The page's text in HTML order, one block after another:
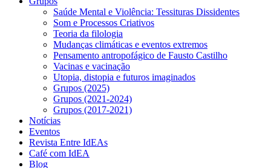
Saúde Mental e Violência: Tessituras Dissidentes
Som e Processos Criativos
Teoria da filologia
Mudanças climáticas e eventos extremos
Pensamento antropofágico de Fausto Castilho
Vacinas e vacinação
Utopia, distopia e futuros imaginados
Grupos (2025)
Grupos (2021-2024)
Grupos (2017-2021)
Notícias
Eventos
Revista Entre IdEAs
Café com IdEA
Blog